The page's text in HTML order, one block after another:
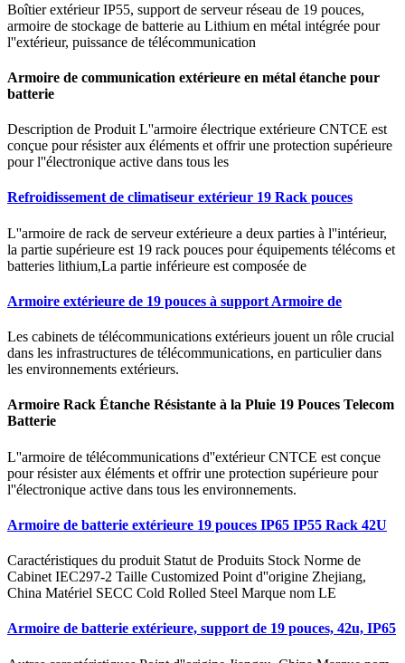
Boîtier extérieur IP55, support de serveur réseau de 19 pouces,
armoire de stockage de batterie au Lithium en métal intégrée pour
l''extérieur, puissance de télécommunication
Armoire de communication extérieure en métal étanche pour
batterie
Description de Produit L''armoire électrique extérieure CNTCE est
conçue pour résister aux éléments et offrir une protection supérieure
pour l''électronique active dans tous les
Refroidissement de climatiseur extérieur 19 Rack pouces
L''armoire de rack de serveur extérieure a deux parties à l''intérieur,
la partie supérieure est 19 rack pouces pour équipements télécoms et
batteries lithium,La partie inférieure est composée de
Armoire extérieure de 19 pouces à support Armoire de
Les cabinets de télécommunications extérieurs jouent un rôle crucial
dans les infrastructures de télécommunications, en particulier dans
les environnements extérieurs.
Armoire Rack Étanche Résistante à la Pluie 19 Pouces Telecom
Batterie
L''armoire de télécommunications d''extérieur CNTCE est conçue
pour résister aux éléments et offrir une protection supérieure pour
l''électronique active dans tous les environnements.
Armoire de batterie extérieure 19 pouces IP65 IP55 Rack 42U
Caractéristiques du produit Statut de Produits Stock Norme de
Cabinet IEC297-2 Taille Customized Point d''origine Zhejiang,
China Matériel SECC Cold Rolled Steel Marque nom LE
Armoire de batterie extérieure, support de 19 pouces, 42u, IP65